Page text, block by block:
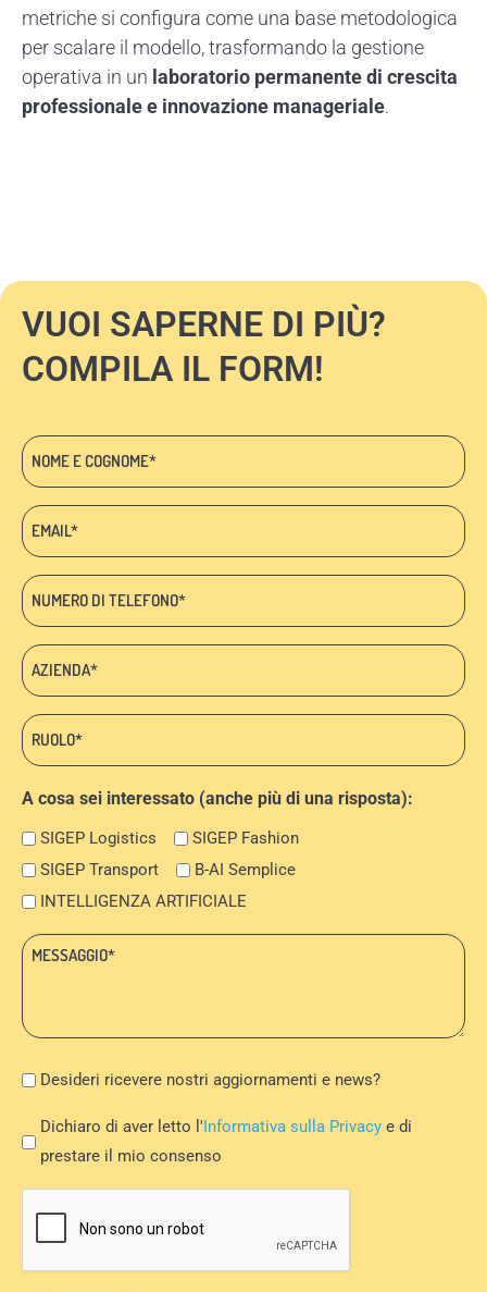
metriche si configura come una base metodologica
per scalare il modello, trasformando la gestione
operativa in un laboratorio permanente di crescita
professionale e innovazione manageriale.
VUOI SAPERNE DI PIÙ?
COMPILA IL FORM!
Nome
e
cognome
Email:
*
Telefono
*
Azienda:
*
Ruolo:
*
A cosa sei interessato (anche più di una risposta):
SIGEP Logistics
SIGEP Fashion
SIGEP Transport
B-AI Semplice
INTELLIGENZA ARTIFICIALE
Messaggio:
Newsletter
Desideri ricevere nostri aggiornamenti e news?
Privacy
Policy
*
Dichiaro di aver letto l'Informativa sulla Privacy e di
prestare il mio consenso